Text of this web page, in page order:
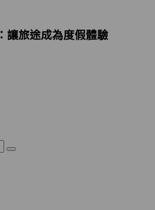
讓旅途成為度假體驗